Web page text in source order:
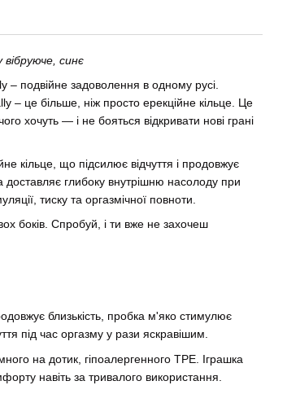
синє
– подвійне задоволення в одному русі.
– це більше, ніж просто ерекційне кільце. Це
хочуть — і не бояться відкривати нові грані
кільце, що підсилює відчуття і продовжує
глибоку внутрішню насолоду при
тиску та оргазмічної повноти.
боків. Спробуй, і ти вже не захочеш
близькість, пробка м'яко стимулює
під час оргазму у рази яскравішим.
на дотик, гіпоалергенного TPE. Іграшка
навіть за тривалого використання.